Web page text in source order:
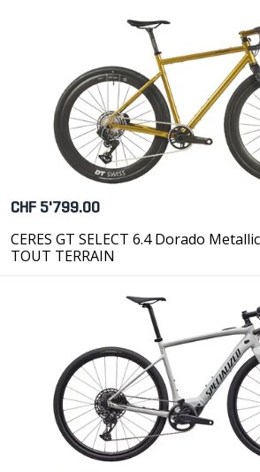
CHF 5'799.00
CERES GT SELECT 6.4 Dorado
TOUT TERRAIN